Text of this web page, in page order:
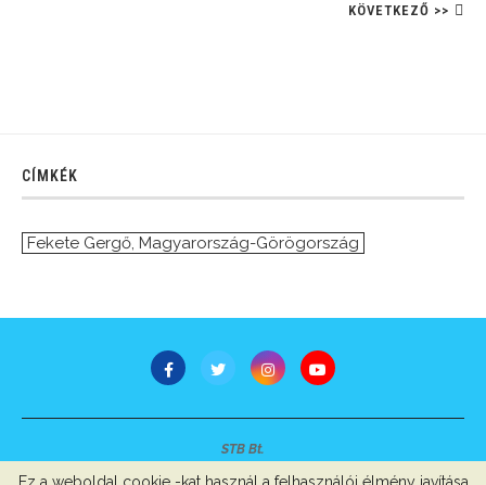
KÖVETKEZŐ >>
CÍMKÉK
Fekete Gergő Magyarország-Görögország
STB Bt.
Minden jog fenntartva © 2007-2022